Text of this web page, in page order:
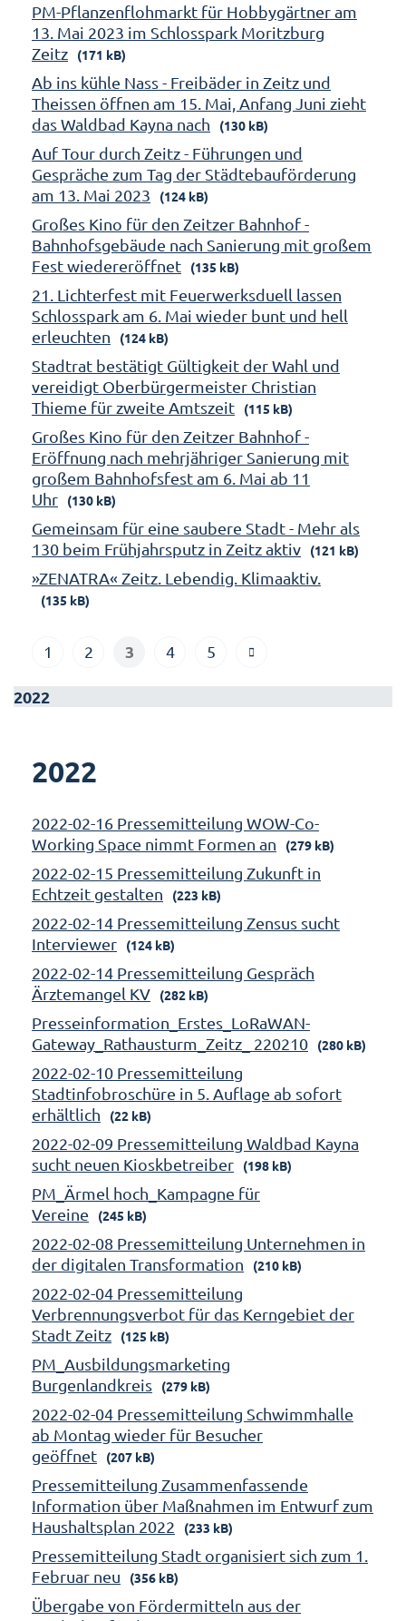
PM-Pflanzenflohmarkt für Hobbygärtner am
13. Mai 2023 im Schlosspark Moritzburg
Zeitz
(171 kB)
Ab ins kühle Nass - Freibäder in Zeitz und
Theissen öffnen am 15. Mai, Anfang Juni zieht
das Waldbad Kayna nach
(130 kB)
Auf Tour durch Zeitz - Führungen und
Gespräche zum Tag der Städtebauförderung
am 13. Mai 2023
(124 kB)
Großes Kino für den Zeitzer Bahnhof -
Bahnhofsgebäude nach Sanierung mit großem
Fest wiedereröffnet
(135 kB)
21. Lichterfest mit Feuerwerksduell lassen
Schlosspark am 6. Mai wieder bunt und hell
erleuchten
(124 kB)
Stadtrat bestätigt Gültigkeit der Wahl und
vereidigt Oberbürgermeister Christian
Thieme für zweite Amtszeit
(115 kB)
Großes Kino für den Zeitzer Bahnhof -
Eröffnung nach mehrjähriger Sanierung mit
großem Bahnhofsfest am 6. Mai ab 11
Uhr
(130 kB)
Gemeinsam für eine saubere Stadt - Mehr als
130 beim Frühjahrsputz in Zeitz aktiv
(121 kB)
»ZENATRA« Zeitz. Lebendig. Klimaaktiv.
(135 kB)
1 2 3 4 5
2022
2022
2022-02-16 Pressemitteilung WOW-Co-
Working Space nimmt Formen an
(279 kB)
2022-02-15 Pressemitteilung Zukunft in
Echtzeit gestalten
(223 kB)
2022-02-14 Pressemitteilung Zensus sucht
Interviewer
(124 kB)
2022-02-14 Pressemitteilung Gespräch
Ärztemangel KV
(282 kB)
Presseinformation_Erstes_LoRaWAN-
Gateway_Rathausturm_Zeitz_ 220210
(280 kB)
2022-02-10 Pressemitteilung
Stadtinfobroschüre in 5. Auflage ab sofort
erhältlich
(22 kB)
2022-02-09 Pressemitteilung Waldbad Kayna
sucht neuen Kioskbetreiber
(198 kB)
PM_Ärmel hoch_Kampagne für
Vereine
(245 kB)
2022-02-08 Pressemitteilung Unternehmen in
der digitalen Transformation
(210 kB)
2022-02-04 Pressemitteilung
Verbrennungsverbot für das Kerngebiet der
Stadt Zeitz
(125 kB)
PM_Ausbildungsmarketing
Burgenlandkreis
(279 kB)
2022-02-04 Pressemitteilung Schwimmhalle
ab Montag wieder für Besucher
geöffnet
(207 kB)
Pressemitteilung Zusammenfassende
Information über Maßnahmen im Entwurf zum
Haushaltsplan 2022
(233 kB)
Pressemitteilung Stadt organisiert sich zum 1.
Februar neu
(356 kB)
Übergabe von Fördermitteln aus der